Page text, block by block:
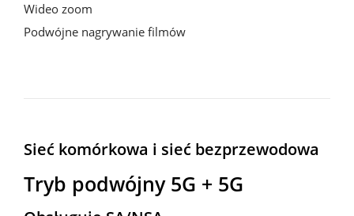
Wideo zoom
Podwójne nagrywanie filmów
Sieć komórkowa i sieć bezprzewodowa
Tryb podwójny 5G + 5G